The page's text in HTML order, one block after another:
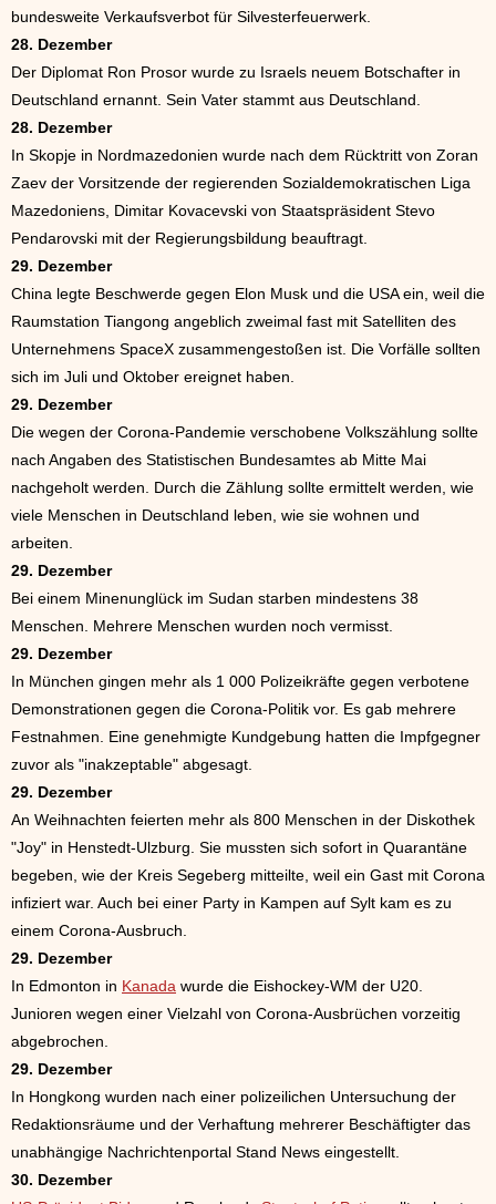
bundesweite Verkaufsverbot für Silvesterfeuerwerk.
28. Dezember
Der Diplomat Ron Prosor wurde zu Israels neuem Botschafter in
Deutschland ernannt. Sein Vater stammt aus Deutschland.
28. Dezember
In Skopje in Nordmazedonien wurde nach dem Rücktritt von Zoran
Zaev der Vorsitzende der regierenden Sozialdemokratischen Liga
Mazedoniens, Dimitar Kovacevski von Staatspräsident Stevo
Pendarovski mit der Regierungsbildung beauftragt.
29. Dezember
China legte Beschwerde gegen Elon Musk und die USA ein, weil die
Raumstation Tiangong angeblich zweimal fast mit Satelliten des
Unternehmens SpaceX zusammengestoßen ist. Die Vorfälle sollten
sich im Juli und Oktober ereignet haben.
29. Dezember
Die wegen der Corona-Pandemie verschobene Volkszählung sollte
nach Angaben des Statistischen Bundesamtes ab Mitte Mai
nachgeholt werden. Durch die Zählung sollte ermittelt werden, wie
viele Menschen in Deutschland leben, wie sie wohnen und
arbeiten.
29. Dezember
Bei einem Minenunglück im Sudan starben mindestens 38
Menschen. Mehrere Menschen wurden noch vermisst.
29. Dezember
In München gingen mehr als 1 000 Polizeikräfte gegen verbotene
Demonstrationen gegen die Corona-Politik vor. Es gab mehrere
Festnahmen. Eine genehmigte Kundgebung hatten die Impfgegner
zuvor als "inakzeptable" abgesagt.
29. Dezember
An Weihnachten feierten mehr als 800 Menschen in der Diskothek
"Joy" in Henstedt-Ulzburg. Sie mussten sich sofort in Quarantäne
begeben, wie der Kreis Segeberg mitteilte, weil ein Gast mit Corona
infiziert war. Auch bei einer Party in Kampen auf Sylt kam es zu
einem Corona-Ausbruch.
29. Dezember
In Edmonton in Kanada wurde die Eishockey-WM der U20.
Junioren wegen einer Vielzahl von Corona-Ausbrüchen vorzeitig
abgebrochen.
29. Dezember
In Hongkong wurden nach einer polizeilichen Untersuchung der
Redaktionsräume und der Verhaftung mehrerer Beschäftigter das
unabhängige Nachrichtenportal Stand News eingestellt.
30. Dezember